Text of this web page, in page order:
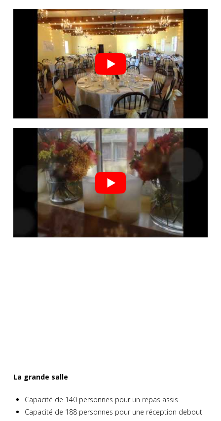
La grande salle
Capacité de 140 personnes pour un repas assis
Capacité de 188 personnes pour une réception debout